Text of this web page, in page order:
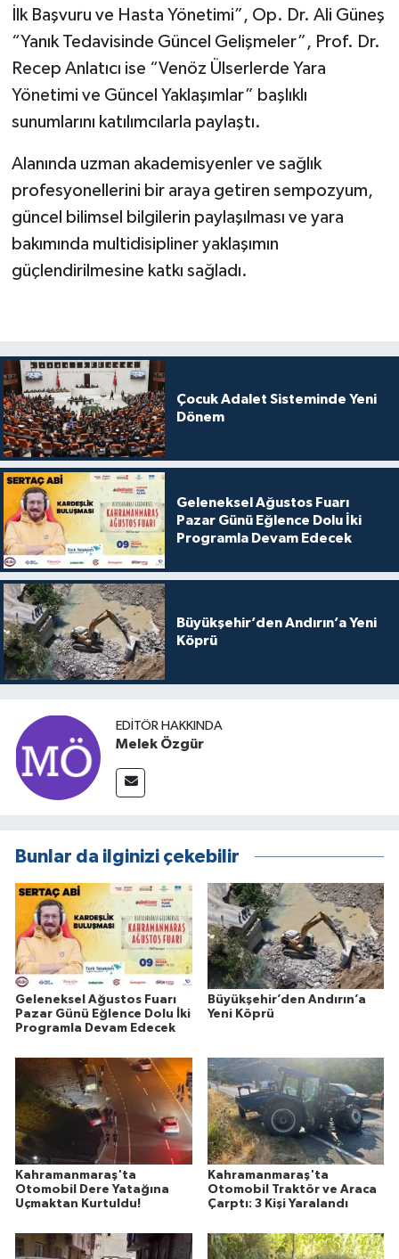
İlk Başvuru ve Hasta Yönetimi”, Op. Dr. Ali Güneş
“Yanık Tedavisinde Güncel Gelişmeler”, Prof. Dr.
Recep Anlatıcı ise “Venöz Ülserlerde Yara
Yönetimi ve Güncel Yaklaşımlar” başlıklı
sunumlarını katılımcılarla paylaştı.
Alanında uzman akademisyenler ve sağlık
profesyonellerini bir araya getiren sempozyum,
güncel bilimsel bilgilerin paylaşılması ve yara
bakımında multidisipliner yaklaşımın
güçlendirilmesine katkı sağladı.
Çocuk Adalet Sisteminde Yeni
Dönem
Geleneksel Ağustos Fuarı
Pazar Günü Eğlence Dolu İki
Programla Devam Edecek
Büyükşehir’den Andırın’a Yeni
Köprü
EDITÖR HAKKINDA
Melek Özgür
Bunlar da ilginizi çekebilir
Geleneksel Ağustos Fuarı
Pazar Günü Eğlence Dolu İki
Programla Devam Edecek
Büyükşehir’den Andırın’a
Yeni Köprü
Kahramanmaraş'ta
Otomobil Dere Yatağına
Uçmaktan Kurtuldu!
Kahramanmaraş'ta
Otomobil Traktör ve Araca
Çarptı: 3 Kişi Yaralandı